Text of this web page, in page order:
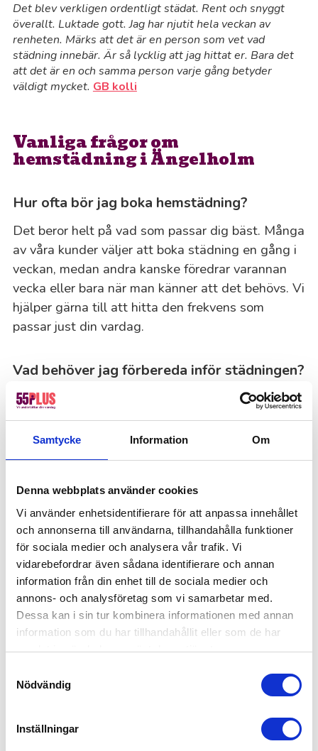
Samtycke Information Om
Denna webbplats använder cookies
Vi använder enhetsidentifierare för att anpassa innehållet
och annonserna till användarna, tillhandahålla funktioner
för sociala medier och analysera vår trafik. Vi
vidarebefordrar även sådana identifierare och annan
information från din enhet till de sociala medier och
annons- och analysföretag som vi samarbetar med.
Dessa kan i sin tur kombinera informationen med annan
information som du har tillhandahållit eller som de har
samlat in när du har använt deras tjänster.
Nödvändig
Inställningar
Det blev verkligen ordentligt städat. Rent och snyggt
överallt. Luktade gott. Jag har njutit hela veckan av
renheten. Märks att det är en person som vet vad
städning innebär. Är så lycklig att jag hittat er. Bara det
att det är en och samma person varje gång betyder
väldigt mycket. GB kolli
Vanliga frågor om
hemstädning i Ängelholm
Hur ofta bör jag boka hemstädning?
Det beror helt på vad som passar dig bäst. Många
av våra kunder väljer att boka städning en gång i
veckan, medan andra kanske föredrar varannan
vecka eller bara när man känner att det behövs. Vi
hjälper gärna till att hitta den frekvens som
passar just din vardag.
Vad behöver jag förbereda inför städningen?
För att säkerställa bästa möjliga hygien använder
vi din utrustning under städningen – så se gärna
till att allt material finns tillgängligt. När det
gäller stor- och flyttstädning tar vi självklart med
att plocka undan personliga föremål och informera
oss om det finns specifika områden eller uppgifter
du vill fokusera lite extra på när vi städar.
Är ni försäkrade?
Absolut. Vi har en generös försäkring, men
villkoren kan variera beroende på var du bor.
Kontakta ditt lokalkontor i Ängelholm för att få
hemstädning?